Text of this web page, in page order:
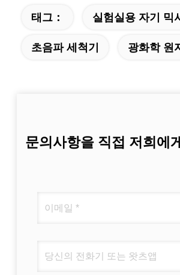
태그： 실험실용 자기 믹
초음파 세척기 광화학 원
문의사항을 직접 저희에